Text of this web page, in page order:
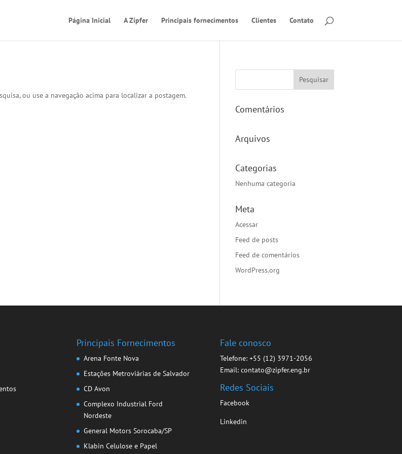
Página Inicial A Zipfer Principais fornecimentos Clientes Contato
ou use a navegação acima para localizar a postagem.
Comentários
Arquivos
Categorias
Nenhuma categoria
Meta
Acessar
Feed de posts
Feed de comentários
WordPress.org
Principais Fornecimentos
Arena Fonte Nova
Estações Metroviárias de Salvador
CD Avon
Complexo Industrial Ford
Nordeste
General Motors Sorocaba/SP
Klabin Celulose e Papel
Fale conosco
Telefone: +55 (12) 3971-2056
Email: contato@zipfer.eng.br
Redes Sociais
Facebook
Linkedin